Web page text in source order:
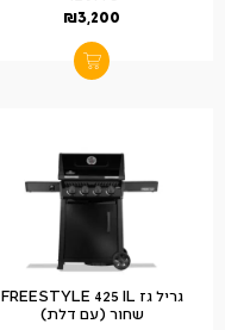
₪3,200
גריל גז FREESTYLE 425 IL
שחור (עם דלת)